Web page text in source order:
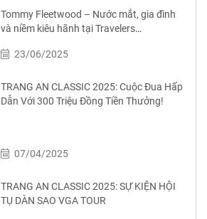
Tommy Fleetwood – Nước mắt, gia đình
và niềm kiêu hãnh tại Travelers
23/06/2025
TRANG AN CLASSIC 2025: Cuộc Đua Hấp
Dẫn Với 300 Triệu Đồng Tiền Thưởng!
07/04/2025
TRANG AN CLASSIC 2025: SỰ KIỆN HỘI
TỤ DÀN SAO VGA TOUR